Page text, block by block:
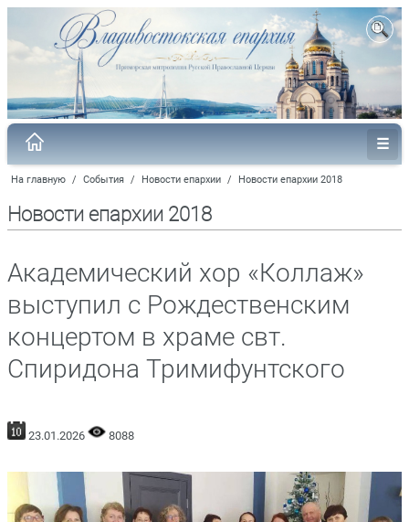
На главную / События / Новости епархии / Новости епархии 2018
Новости епархии 2018
Академический хор «Коллаж»
выступил с Рождественским
концертом в храме свт.
Спиридона Тримифунтского
23.01.2026 8088